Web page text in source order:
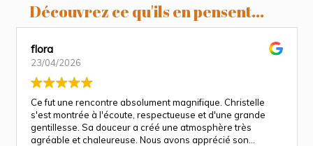
Découvrez ce qu'ils en pensent...
flora
23/04/2026
Ce fut une rencontre absolument magnifique. Christelle
s'est montrée à l'écoute, respectueuse et d'une grande
gentillesse. Sa douceur a créé une atmosphère très
agréable et chaleureuse. Nous avons apprécié son